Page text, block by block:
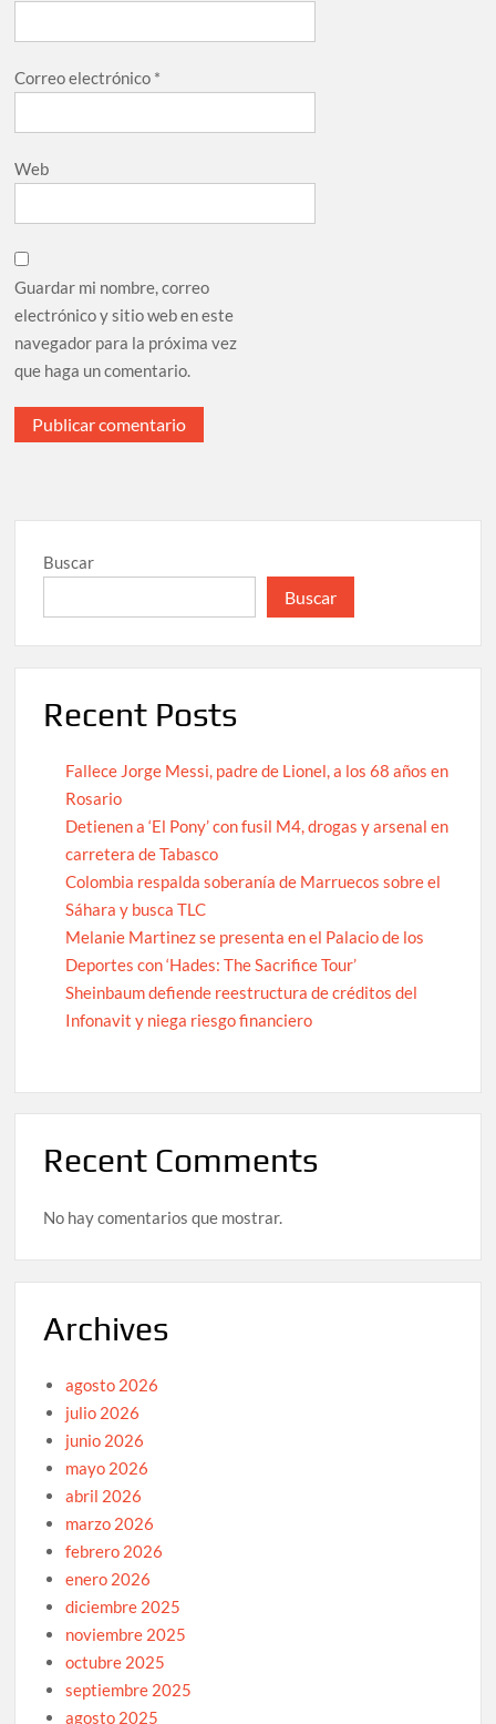
Correo electrónico *
Web
Guardar mi nombre, correo
electrónico y sitio web en este
navegador para la próxima vez
que haga un comentario.
Buscar
Buscar
Recent Posts
Fallece Jorge Messi, padre de Lionel, a los 68 años en
Rosario
Detienen a ‘El Pony’ con fusil M4, drogas y arsenal en
carretera de Tabasco
Colombia respalda soberanía de Marruecos sobre el
Sáhara y busca TLC
Melanie Martinez se presenta en el Palacio de los
Deportes con ‘Hades: The Sacrifice Tour’
Sheinbaum defiende reestructura de créditos del
Infonavit y niega riesgo financiero
Recent Comments
No hay comentarios que mostrar.
Archives
agosto 2026
julio 2026
junio 2026
mayo 2026
abril 2026
marzo 2026
febrero 2026
enero 2026
diciembre 2025
noviembre 2025
octubre 2025
septiembre 2025
agosto 2025